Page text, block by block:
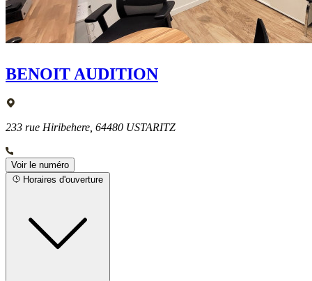
BENOIT AUDITION
233 rue Hiribehere, 64480 USTARITZ
Voir le numéro
Horaires d'ouverture